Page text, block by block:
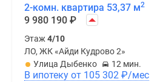
2-комн. квартира 53,37 м2
9 980 190 ₽
Этаж4/10
ЛО, ЖК «Айди Кудрово 2»
Улица Дыбенко
12 мин.
В ипотеку от 105 302 ₽/мес